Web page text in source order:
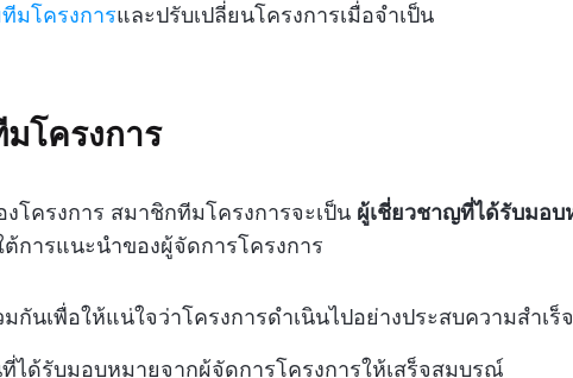
มโครงการและปรับเปลี่ยนโครงการเมื่อจำเป็น
โครงการ
โครงการ สมาชิกทีมโครงการจะเป็น ผู้เชี่ยวชาญที่ได้รับมอบ
ต้การแนะนำของผู้จัดการโครงการ
กันเพื่อให้แน่ใจว่าโครงการดำเนินไปอย่างประสบความสำเร็
ได้รับมอบหมายจากผู้จัดการโครงการให้เสร็จสมบูรณ์